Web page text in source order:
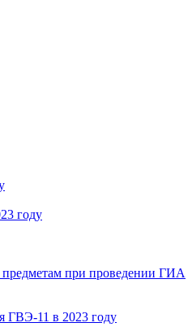
году
предметам при проведении ГИА
ГВЭ-11 в 2023 году